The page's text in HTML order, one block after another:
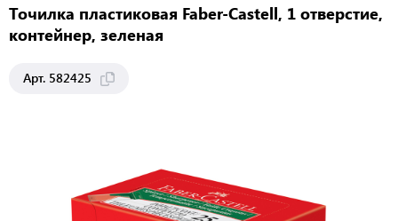
Точилка пластиковая Faber-Castell, 1 отверстие,
контейнер, зеленая
Арт. 582425